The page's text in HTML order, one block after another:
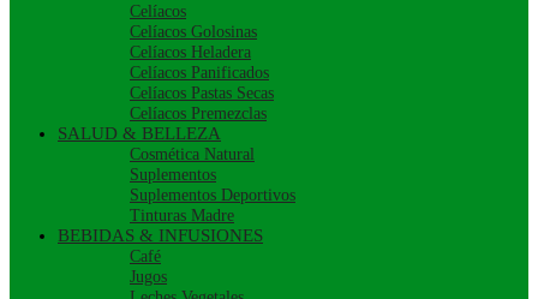
Celíacos
Celíacos Golosinas
Celíacos Heladera
Celíacos Panificados
Celíacos Pastas Secas
Celíacos Premezclas
SALUD & BELLEZA
Cosmética Natural
Suplementos
Suplementos Deportivos
Tinturas Madre
BEBIDAS & INFUSIONES
Café
Jugos